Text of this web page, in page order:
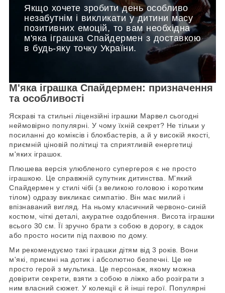
Якщо хочете зробити день особливо
незабутнім і викликати у дитини масу
позитивних емоцій, то вам необхідна
м'яка іграшка Спайдермен з доставкою
в будь-яку точку України.
М'яка іграшка Спайдермен: призначення
та особливості
Яскраві та стильні ліцензійні іграшки Марвел сьогодні
неймовірно популярні. У чому їхній секрет? Не тільки у
посиланні до коміксів і блокбастерів, а й у високій якості,
приємній ціновій політиці та сприятливій енергетиці
м'яких іграшок.
Плюшева версія улюбленого супергероя є не просто
іграшкою. Це справжній супутник дитинства. М'який
Спайдермен у стилі чібі (з великою головою і коротким
тілом) одразу викликає симпатію. Він має милий і
впізнаваний вигляд. На ньому класичний червоно-синій
костюм, чіткі деталі, акуратне оздоблення. Висота іграшки
всього 30 см. Її зручно брати з собою в дорогу, в садок
або просто носити під пахвою по дому.
Ми рекомендуємо такі іграшки дітям від 3 років. Вони
м'які, приємні на дотик і абсолютно безпечні. Це не
просто герой з мультика. Це персонаж, якому можна
довірити секрети, взяти з собою в ліжко або розіграти з
ним власний сюжет. У колекції є й інші герої. Популярні